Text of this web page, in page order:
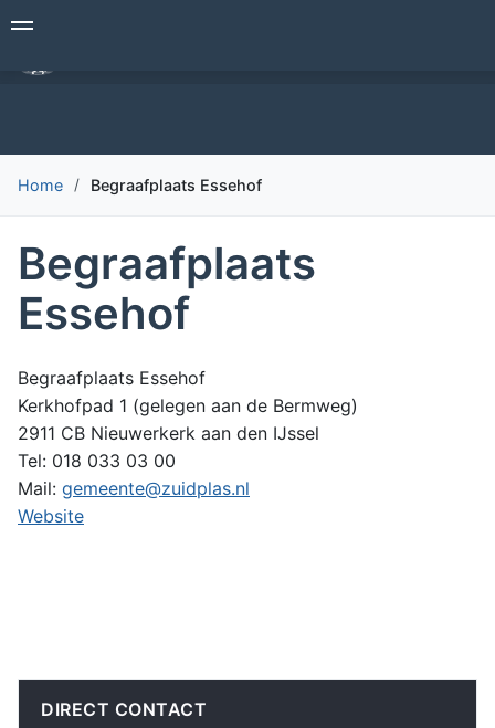
naar
gaan
Home Begraafplaats Essehof
Begraafplaats
Essehof
Begraafplaats Essehof
Kerkhofpad 1 (gelegen aan de Bermweg)
2911 CB Nieuwerkerk aan den IJssel
Tel: 018 033 03 00
Mail: gemeente@zuidplas.nl
Website
DIRECT CONTACT